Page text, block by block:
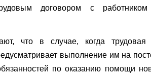
договором с
что в случае, когда трудовая
выполнение им на
по оказанию помощи